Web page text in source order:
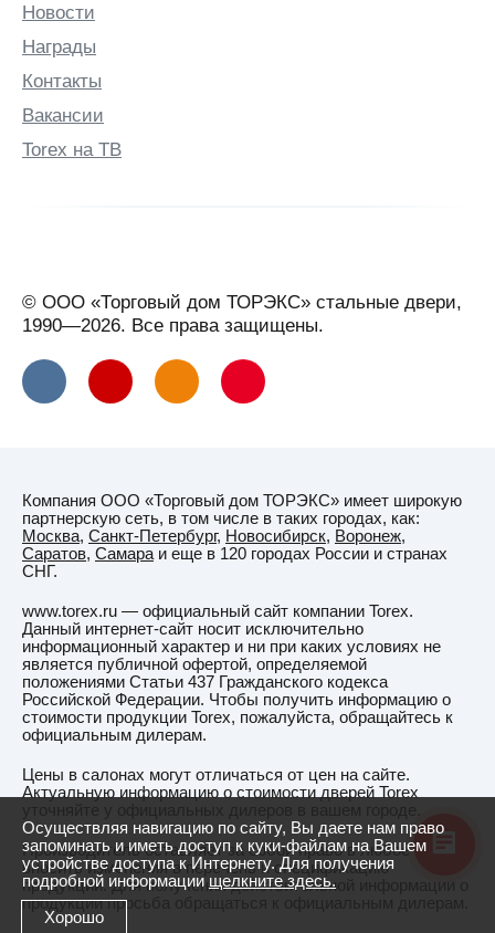
Бутурлино
В
Валдай
Великие
Луки
Верхняя
Видное
Владивосток
Владикавказ
Владимирская
область
ВНИИССОК
Водный
Волгоград
Волгодонск
Волковыск
Вологда
Волоколамск
Новости
Награды
Контакты
Вакансии
Torex на ТВ
© ООО «Торговый дом ТОРЭКС» стальные двери,
1990—2026. Все права защищены.
Компания ООО «Торговый дом ТОРЭКС» имеет широкую
партнерскую сеть, в том числе в таких городах, как:
Москва, Санкт-Петербург, Новосибирск, Воронеж,
Саратов, Самара и еще в 120 городах России и странах
СНГ.
www.torex.ru — официальный сайт компании Torex.
Данный интернет-сайт носит исключительно
информационный характер и ни при каких условиях не
является публичной офертой, определяемой
положениями Статьи 437 Гражданского кодекса
Российской Федерации. Чтобы получить информацию о
стоимости продукции Torex, пожалуйста, обращайтесь к
официальным дилерам.
Цены в салонах могут отличаться от цен на сайте.
Актуальную информацию о стоимости дверей Torex
Производитель оставляет за собой право в любое время
вносить изменения в перечень и спецификацию
продукции. Для получения действительной информации о
продукции просьба обращаться к официальным дилерам.
Осуществляя навигацию по сайту, Вы даете нам право
запоминать и иметь доступ к куки-файлам на Вашем
устройстве доступа к Интернету. Для получения
подробной информации щелкните здесь.
Хорошо